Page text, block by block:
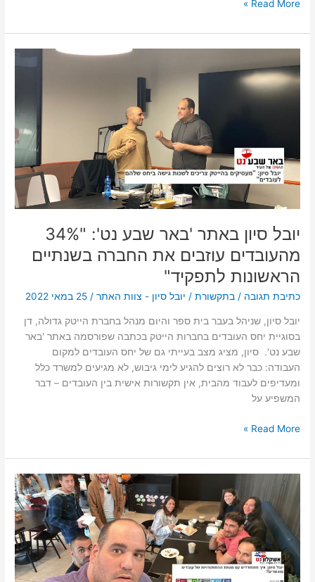
Read More »
יובל סיון באתר 'באר שבע נט': "34%
מהעובדים עוזבים את החברה בשנתיים
הראשונות לתפקיד"
כתיבת תגובה /בתקשורת / יובל סיון - צוות האתר/25 במאי 2022
יובל סיון, שניהל בעבר בית ספר והיום מנהל בחברת הייטק גדולה, דן
בסוגיית יחס העובדים בחברות הייטק בכתבה שפורסמה באתר 'באר
שבע נט'. סיון, מציג מצב בעייתי גם של יחס העובדים למקום
העבודה: כבר לא רוצים להגיע לימי גיבוש, לא מגיעים למשרד כלל
ומעדיפים לעבוד מהבית, אין תקשורות אישית בין העובדים – דבר
המשפיע על
סיון
באתר
"34%
מהעובדים
עוזבים
החברה
בשנתיים
הראשונות
לתפקיד"
Read More »
יובל
סיוון
'אשקלון
נט':
"מנהלים
טועים